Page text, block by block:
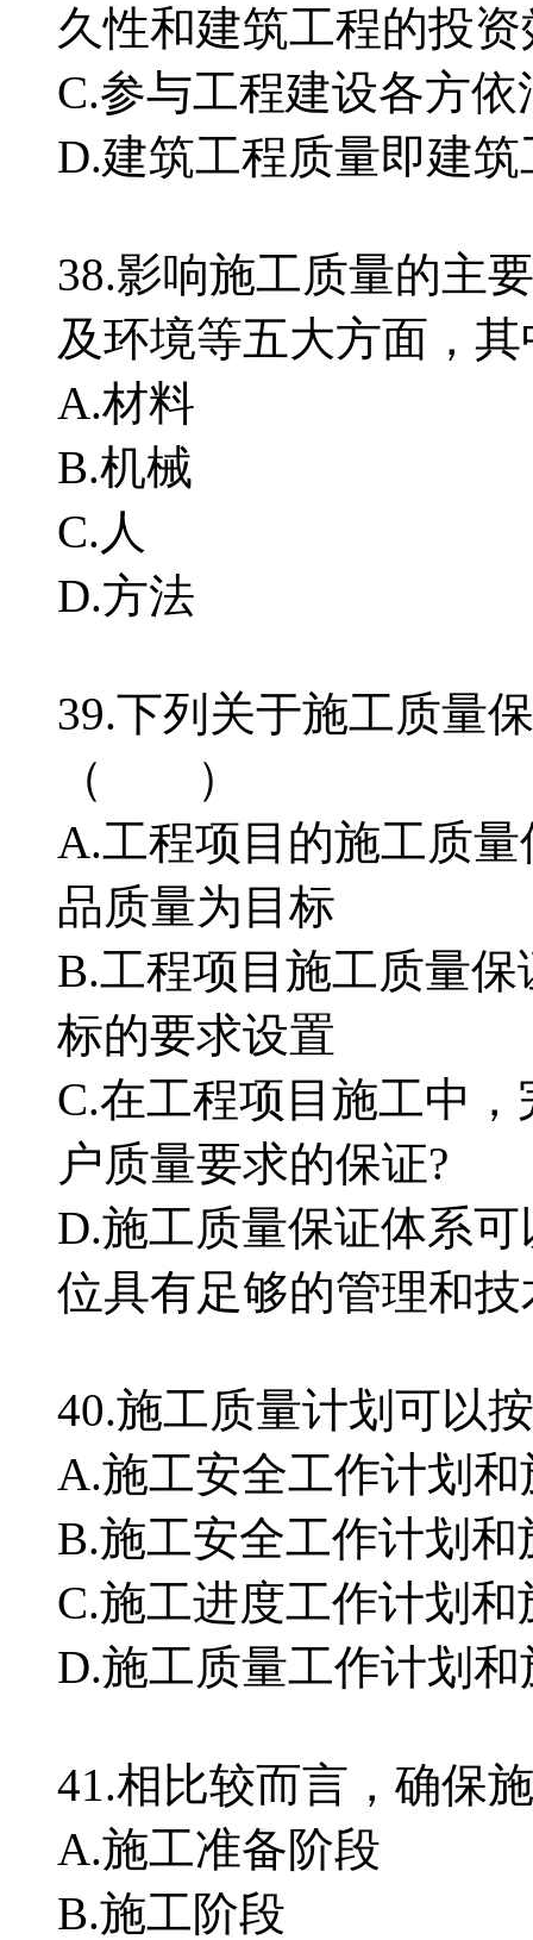
久性和建筑工程的投资
C.参与工程建设各方
D.建筑工程质量即建
38.影响施工质量的主
及环境等五大方面，
A.材料
B.机械
C.人
D.方法
39.下列关于施工质量
（ ）
A.工程项目的施工质
品质量为目标
B.工程项目施工质量
标的要求设置
C.在工程项目施工中
户质量要求的保证?
D.施工质量保证体系
位具有足够的管理和
40.施工质量计划可
A.施工安全工作计划
B.施工安全工作计划
C.施工进度工作计划
D.施工质量工作计划
41.相比较而言，确
A.施工准备阶段
B.施工阶段